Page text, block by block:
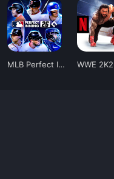
MLB Perfect Inning 26